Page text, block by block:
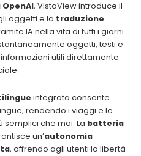
, VistaView introduce il
oggetti e la traduzione
IA nella vita di tutti i giorni.
oggetti, testi e
utili direttamente
integrata consente
rendendo i viaggi e le
semplici che mai. La batteria
un’autonomia
, offrendo agli utenti la libertà